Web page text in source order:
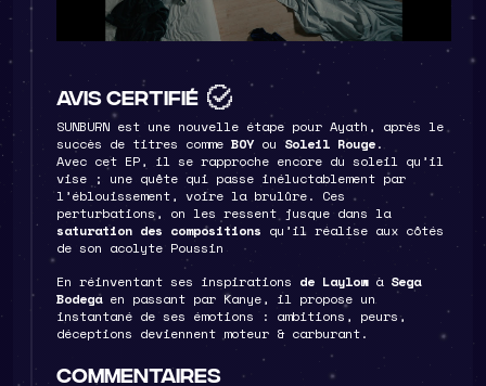
Avis certifié
SUNBURN est une nouvelle étape pour Ayath, après le
succès de titres comme BOY ou Soleil Rouge.
Avec cet EP, il se rapproche encore du soleil qu’il
vise ; une quête qui passe inéluctablement par
l’éblouissement, voire la brulûre. Ces
perturbations, on les ressent jusque dans la
saturation des compositions qu’il réalise aux côtés
de son acolyte Poussin
En réinventant ses inspirations de Laylow àSega
Bodegaen passant par Kanye, il propose un
instantané de ses émotions : ambitions, peurs,
déceptions deviennent moteur & carburant.
Commentaires
Avis certifié
Un premier EP solo après une aventure avec le
collectif BROKE*59, genre de Brockhampton à la
française.
Le projet est clairement porté par Boy et par Soleil
Rouge, mais la patte musicale avec une dualité de
saturation et de mélodie transmet un sentiment mixte
de colère et de douceur qui ressemble bien à l’être
humain. C’est sensible.